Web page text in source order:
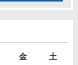
金
土